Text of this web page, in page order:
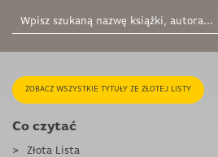
ZOBACZ WSZYSTKIE TYTUŁY ZE ZŁOTEJ LISTY
Co czytać
Złota Lista